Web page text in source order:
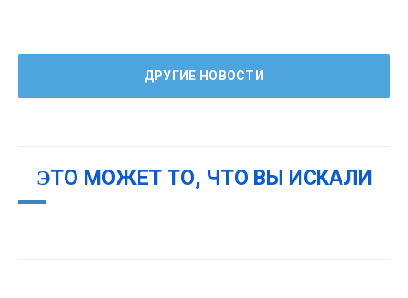
ДРУГИЕ НОВОСТИ
ЭТО МОЖЕТ ТО, ЧТО ВЫ ИСКАЛИ